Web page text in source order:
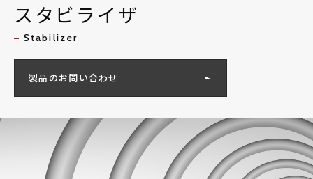
製品・技術
企業情報
サステナビリティ
スタビライザ
Stabilizer
製品のお問い合わせ